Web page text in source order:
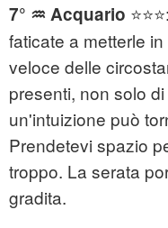
7° ♒ Acquario
faticate a metterle
veloce delle
presenti, non solo
un'intuizione può
Prendetevi spazio
troppo. La serata
gradita.